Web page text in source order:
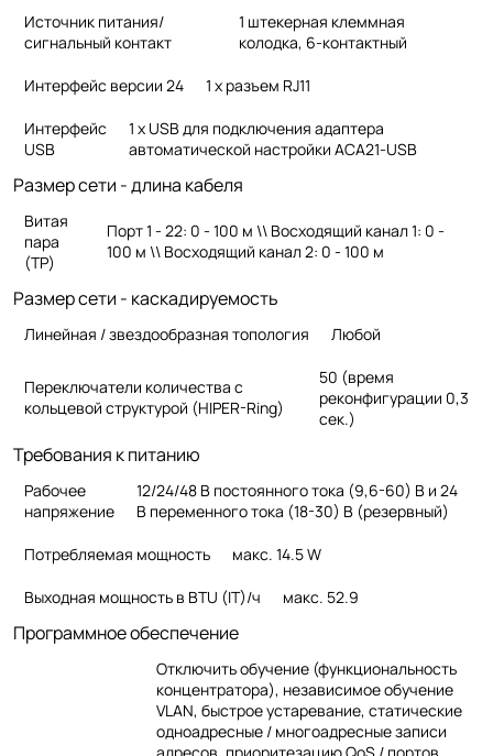
Источник питания/
сигнальный контакт
1 штекерная клеммная
колодка, 6-контактный
Интерфейс версии 24 1 x разъем RJ11
Интерфейс
USB
1 х USB для подключения адаптера
автоматической настройки ACA21-USB
Размер сети - длина кабеля
Витая
пара
(TP)
Порт 1 - 22: 0 - 100 м \\ Восходящий канал 1: 0 -
100 м \\ Восходящий канал 2: 0 - 100 м
Размер сети - каскадируемость
Линейная / звездообразная топология Любой
Переключатели количества с
кольцевой структурой (HIPER-Ring)
50 (время
реконфигурации 0,3
сек.)
Требования к питанию
Рабочее
напряжение
12/24/48 В постоянного тока (9,6-60) В и 24
В переменного тока (18-30) В (резервный)
Потребляемая мощность макс. 14.5 W
Выходная мощность в BTU (IT)/ч макс. 52.9
Программное обеспечение
Отключить обучение (функциональность
концентратора), независимое обучение
VLAN, быстрое устаревание, статические
одноадресные / многоадресные записи